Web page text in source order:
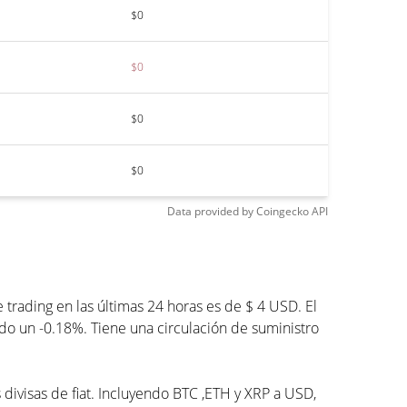
$0
$0
$0
$0
Data provided byCoingeckoAPI
en las últimas 24 horas es de $ 4 USD. El
un -0.18%. Tiene una circulación de suministro
de fiat. Incluyendo BTC ,ETH y XRP a USD,